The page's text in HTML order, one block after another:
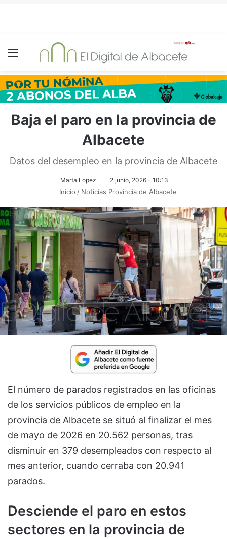
Menú
Baja el paro en la provincia de
Albacete
Datos del desempleo en la provincia de Albacete
Marta Lopez 2 junio, 2026 - 10:13
Inicio / Noticias Provincia de Albacete
El número de parados registrados en las oficinas
de los servicios públicos de empleo en la
provincia de Albacete se situó al finalizar el mes
de mayo de 2026 en 20.562 personas, tras
disminuir en 379 desempleados con respecto al
mes anterior, cuando cerraba con 20.941
parados.
Desciende el paro en estos
sectores en la provincia de